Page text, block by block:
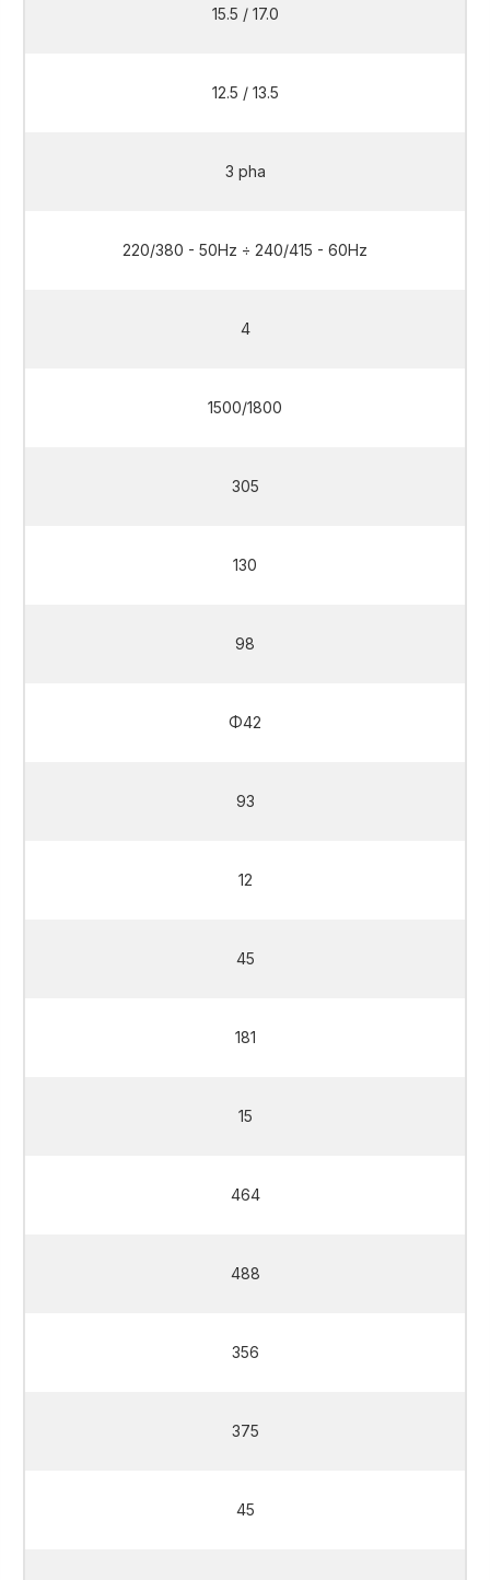
15.5 / 17.0
12.5 / 13.5
3 pha
220/380 - 50Hz ÷ 240/415 - 60Hz
4
1500/1800
305
130
98
Φ42
93
12
45
181
15
464
488
356
375
45